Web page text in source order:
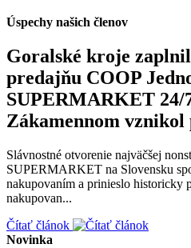
Úspechy našich členov
Goralské kroje
predajňu COOP
SUPERMARKET 24/
Zákamennom
Slávnostné otvorenie najväčšej
SUPERMARKET na Slovensku
nakupovaním a prinieslo historicky
nakupovan...
Čítať článok
Novinka